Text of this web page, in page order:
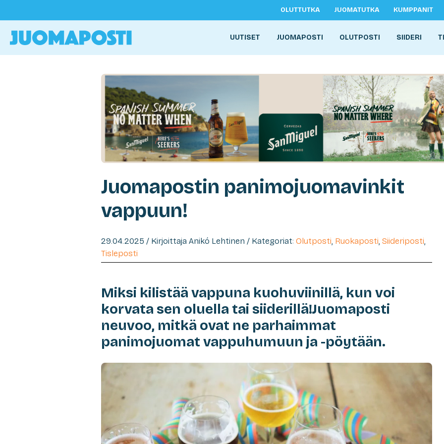
OLUTTUTKA JUOMATUTKA KUMPPANIT
UUTISET JUOMAPOSTI OLUTPOSTI SIIDERI
Juomapostin panimojuomavinkit
vappuun!
29.04.2025 / Kirjoittaja Anikó Lehtinen / Kategoriat: Olutposti, Ruokaposti, Siideriposti,
Tisleposti
Miksi kilistää vappuna kuohuviinillä, kun voi
korvata sen oluella tai siiderillä!Juomaposti
neuvoo, mitkä ovat ne parhaimmat
panimojuomat vappuhumuun ja -pöytään.